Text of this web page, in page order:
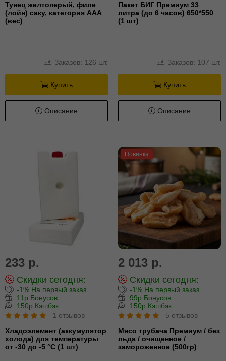
Тунец желтоперый, филе
(лойн) cаку, категория ААА
(вес)
Заказов: 126 шт.
Купить
Описание
Пакет БИГ Премиум 33
литра (до 6 часов) 650*550
(1 шт)
Заказов: 107 шт.
Купить
Описание
233 р.
Скидки сегодня:
-1% На первый заказ
11р Бонусов
150р Кэшбэк
1 отзывов
Хладоэлемент (аккумулятор
холода) для температуры
от -30 до -5 °С (1 шт)
Новинка
2 013 р.
Скидки сегодня:
-1% На первый заказ
99р Бонусов
150р Кэшбэк
5 отзывов
Мясо трубача Премиум / без
льда / очищенное /
замороженное (500гр)